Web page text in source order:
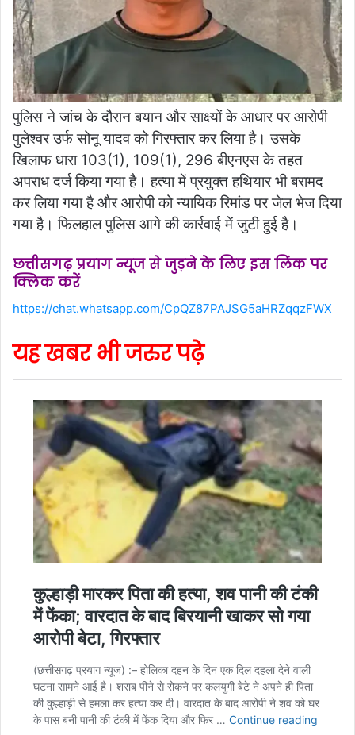
पुलिस ने जांच के दौरान बयान और साक्ष्यों के आधार पर आरोपी
पुलेश्वर उर्फ सोनू यादव को गिरफ्तार कर लिया है। उसके
खिलाफ धारा 103(1), 109(1), 296 बीएनएस के तहत
अपराध दर्ज किया गया है। हत्या में प्रयुक्त हथियार भी बरामद
कर लिया गया है और आरोपी को न्यायिक रिमांड पर जेल भेज दिया
गया है। फिलहाल पुलिस आगे की कार्रवाई में जुटी हुई है।
छत्तीसगढ़ प्रयाग न्यूज से जुड़ने के लिए इस लिंक पर
क्लिक करें
https://chat.whatsapp.com/CpQZ87PAJSG5aHRZqqzFWX
यह खबर भी जरुर पढ़े